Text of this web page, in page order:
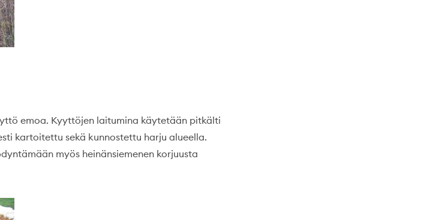
emoa. Kyyttöjen laitumina käytetään pitkälti
kartoitettu sekä kunnostettu harju alueella.
myös heinänsiemenen korjuusta